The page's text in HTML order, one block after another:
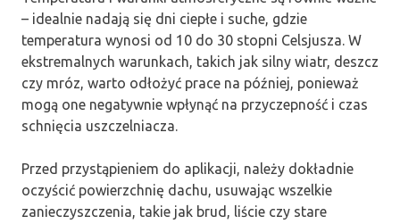
– idealnie nadają się dni ciepłe i suche, gdzie
temperatura wynosi od 10 do 30 stopni Celsjusza. W
ekstremalnych warunkach, takich jak silny wiatr, deszcz
czy mróz, warto odłożyć prace na później, ponieważ
mogą one negatywnie wpłynąć na przyczepność i czas
schnięcia uszczelniacza.
Przed przystąpieniem do aplikacji, należy dokładnie
oczyścić powierzchnię dachu, usuwając wszelkie
zanieczyszczenia, takie jak brud, liście czy stare